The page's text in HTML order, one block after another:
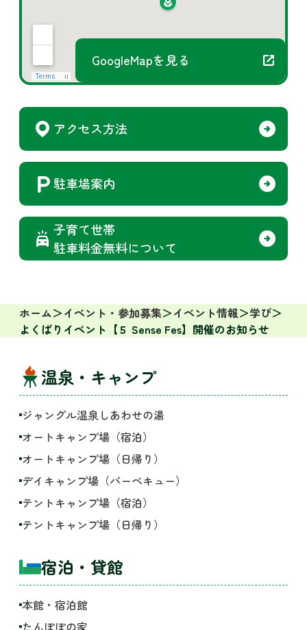
GoogleMapを見る
アクセス方法
駐車場案内
子育て世帯
駐車料金無料について
ホーム イベント・参加募集 イベント情報
学び
よくばりイベント【５ Sense Fes】開催のお知らせ
温泉・キャンプ
ジャングル温泉しあわせの湯
オートキャンプ場（宿泊）
オートキャンプ場（日帰り）
デイキャンプ場（バーベキュー）
テントキャンプ場（宿泊）
テントキャンプ場（日帰り）
宿泊・貸館
本館・宿泊館
たんぽぽの家